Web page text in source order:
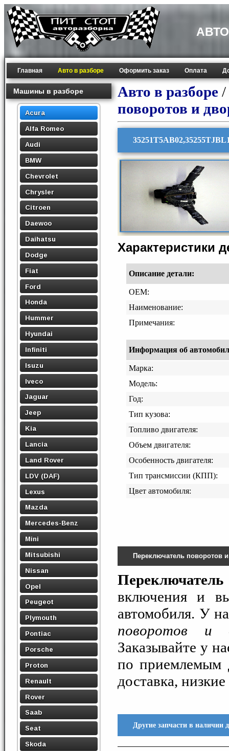
Главная Авто в разборе Оформить заказ Оплата
Машины в разборе
Acura
Alfa Romeo
Audi
BMW
Chevrolet
Chrysler
Citroen
Daewoo
Daihatsu
Dodge
Fiat
Ford
Honda
Hummer
Hyundai
Infiniti
Isuzu
Iveco
Jaguar
Jeep
Kia
Lancia
Land Rover
LDV (DAF)
Lexus
Mazda
Mercedes-Benz
Mini
Mitsubishi
Nissan
Opel
Peugeot
Plymouth
Pontiac
Porsche
Proton
Renault
Rover
Saab
Seat
Skoda
Авто в разборе /
поворотов и
Характеристики
Описание детали:
OEM:
Наименование:
Примечания:
Информация об
Марка:
Модель:
Год:
Тип кузова:
Топливо двигателя:
Объем двигателя:
Особенность двигателя:
Тип трансмиссии (КПП):
Цвет автомобиля:
Переключатель поворотов
включения и
автомобиля. У
поворотов и
Заказывайте у
по приемлемым
доставка,
Другие запчасти в наличии